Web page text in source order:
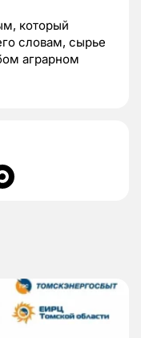
который
словам, сырье
аграрном